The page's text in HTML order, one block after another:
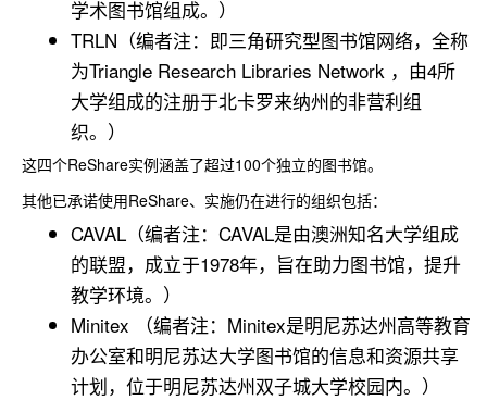
学术图书馆组成。）
TRLN（编者注：即三角研究型图书馆网络，全称
为Triangle Research Libraries Network ，由4所
大学组成的注册于北卡罗来纳州的非营利组
织。）
这四个ReShare实例涵盖了超过100个独立的图书馆。
其他已承诺使用ReShare、实施仍在进行的组织包括：
CAVAL（编者注：CAVAL是由澳洲知名大学组成
的联盟，成立于1978年，旨在助力图书馆，提升
教学环境。）
Minitex （编者注：Minitex是明尼苏达州高等教育
办公室和明尼苏达大学图书馆的信息和资源共享
计划，位于明尼苏达州双子城大学校园内。）